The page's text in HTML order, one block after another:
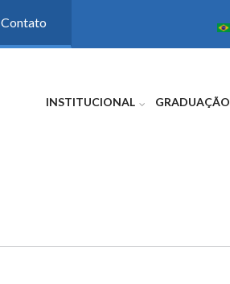
Contato
INSTITUCIONAL GRADUAÇÃO